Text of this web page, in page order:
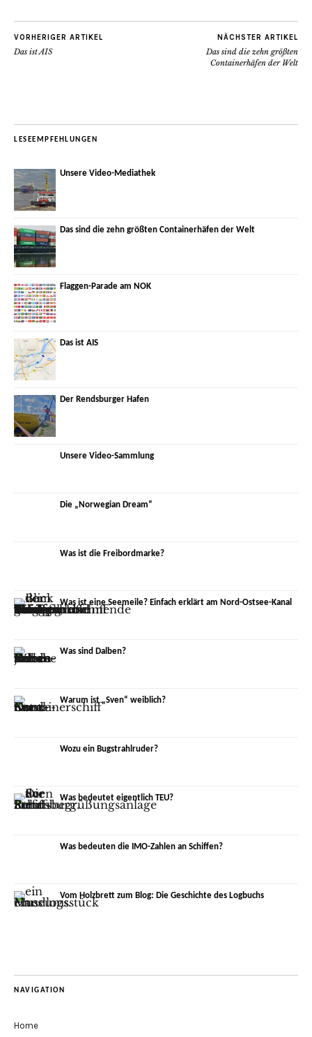
VORHERIGER ARTIKEL
Das ist AIS
NÄCHSTER ARTIKEL
Das sind die zehn größten
Containerhäfen der Welt
LESEEMPFEHLUNGEN
Unsere Video-Mediathek
Das sind die zehn größten Containerhäfen der Welt
Flaggen-Parade am NOK
Das ist AIS
Der Rendsburger Hafen
Unsere Video-Sammlung
Die „Norwegian Dream“
Was ist die Freibordmarke?
Was ist eine Seemeile? Einfach erklärt am Nord-Ostsee-Kanal
Was sind Dalben?
Warum ist „Sven“ weiblich?
Wozu ein Bugstrahlruder?
Was bedeutet eigentlich TEU?
Was bedeuten die IMO-Zahlen an Schiffen?
Vom Holzbrett zum Blog: Die Geschichte des Logbuchs
NAVIGATION
Home